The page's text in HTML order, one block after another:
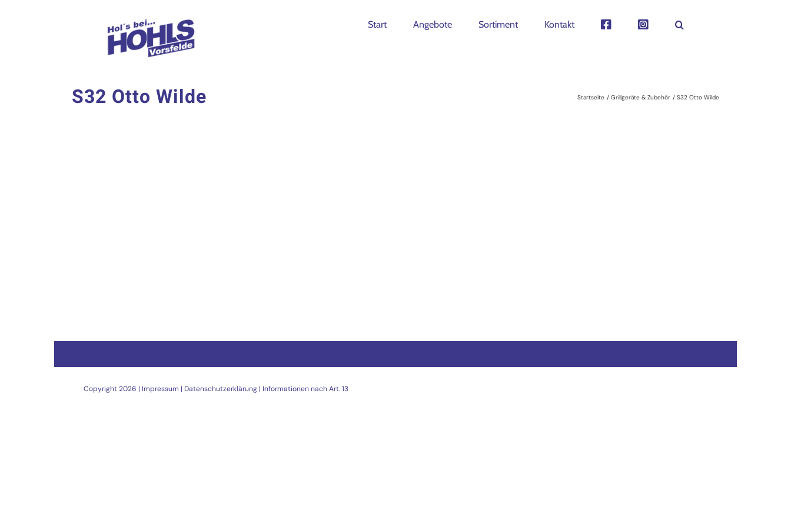
Start Angebote Sortiment Kontakt
S32 Otto Wilde Startseite Grillgeräte & Zubehör S32 Otto Wilde
Copyright2026 | Impressum | Datenschutzerklärung | Informationen nach Art. 13